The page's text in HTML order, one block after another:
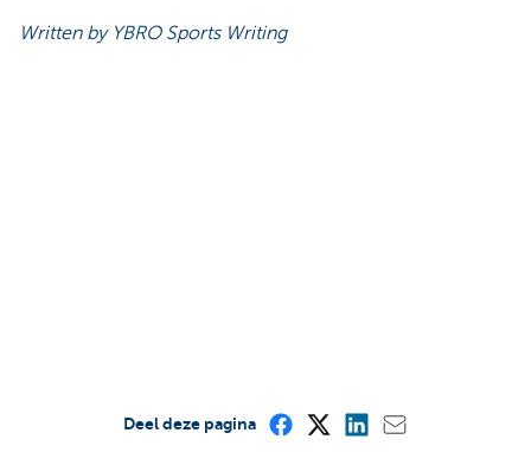
Written by YBRO Sports Writing
Deel deze pagina